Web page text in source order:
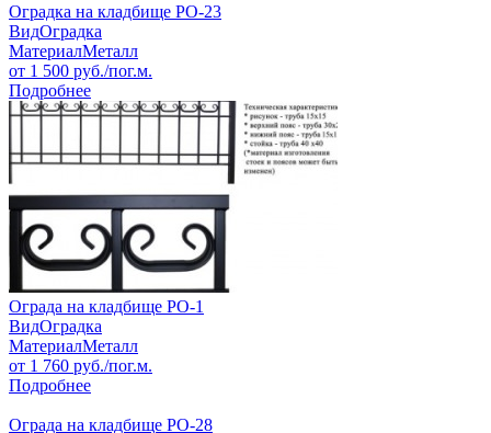
Оградка на кладбище РО-23
ВидОградка
МатериалМеталл
от 1 500 руб./пог.м.
Подробнее
Ограда на кладбище РО-1
ВидОградка
МатериалМеталл
от 1 760 руб./пог.м.
Подробнее
Ограда на кладбище РО-28